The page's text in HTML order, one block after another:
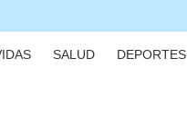
SALUD DEPORTES